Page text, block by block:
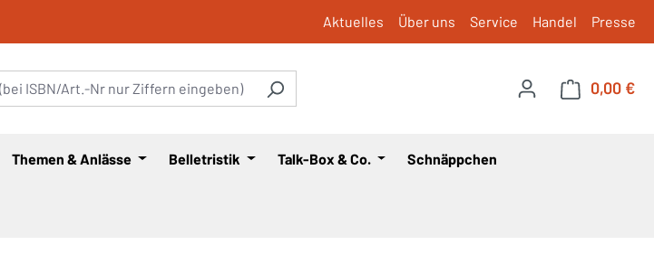
Aktuelles Über uns Service Handel Presse
0,00 €
Themen & Anlässe Belletristik Talk-Box & Co. Schnäppchen